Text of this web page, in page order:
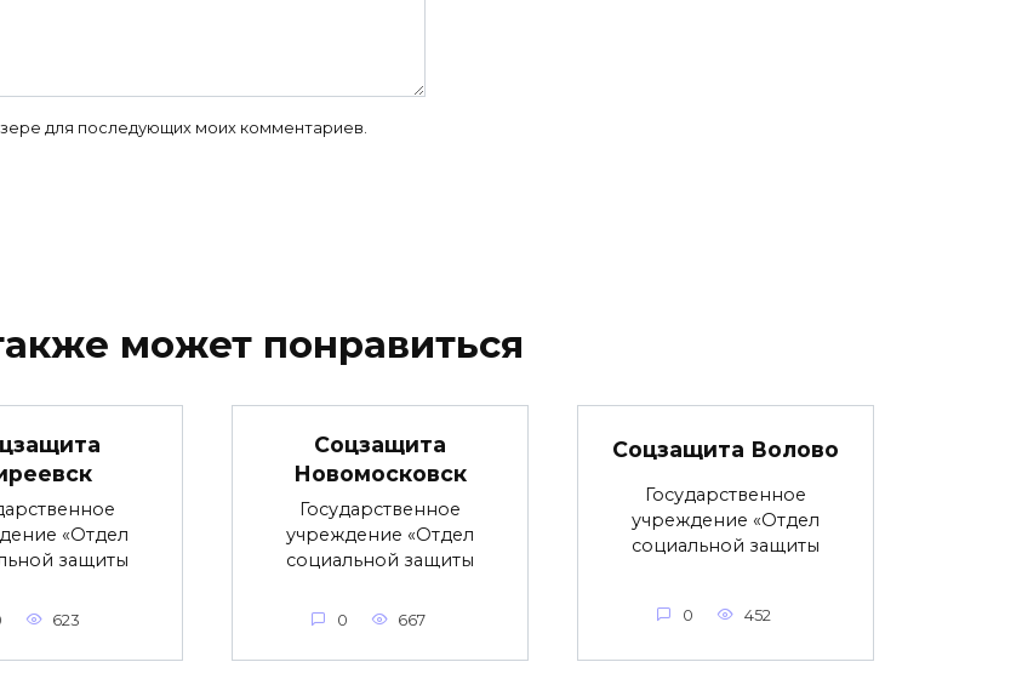
для последующих моих комментариев.
может понравиться
«Отдел
защиты
623
Соцзащита
Новомосковск
Государственное
учреждение «Отдел
социальной защиты
0 667
Соцзащита Волово
Государственное
учреждение «Отдел
социальной защиты
0 452